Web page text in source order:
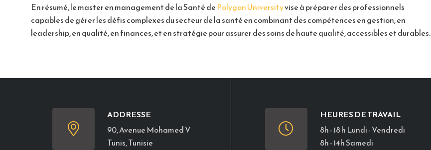
En résumé, le master en management de la Santé de Polygon Universityvise à préparer des professionnels
capables de gérer les défis complexes du secteur de la santé en combinant des compétences en gestion, en
leadership, en qualité, en finances, et en stratégie pour assurer des soins de haute qualité, accessibles et durables.
ADDRESSE
90, Avenue Mohamed V
Tunis, Tunisie
HEURES DE TRAVAIL
8h - 18 h Lundi - Vendredi
8h - 14h Samedi